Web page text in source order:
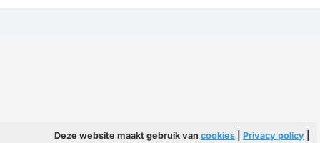
Deze website maakt gebruik van cookies Privacy policy